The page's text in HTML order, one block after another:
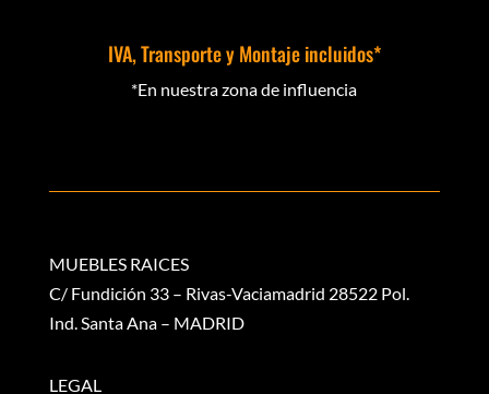
IVA, Transporte y Montaje incluidos*
*En nuestra zona de influencia
MUEBLES RAICES
C/ Fundición 33 – Rivas-Vaciamadrid 28522 Pol.
Ind. Santa Ana – MADRID
LEGAL